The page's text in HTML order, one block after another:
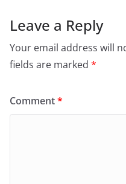
Leave a Reply
Your email address will
fields are marked *
Comment*